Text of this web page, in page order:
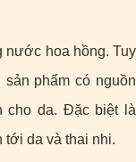
nước hoa hồng. Tuy
phẩm có nguồn
cho da. Đặc biệt là
tới da và thai nhi.